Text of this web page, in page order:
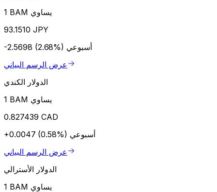
1 BAM يساوي
93.1510 JPY
-2.5698 (2.68%) أسبوعي
عرض الرسم البياني
الدولار الكندي
1 BAM يساوي
0.827439 CAD
+0.0047 (0.58%) أسبوعي
عرض الرسم البياني
الدولار الأسترالي
1 BAM يساوي